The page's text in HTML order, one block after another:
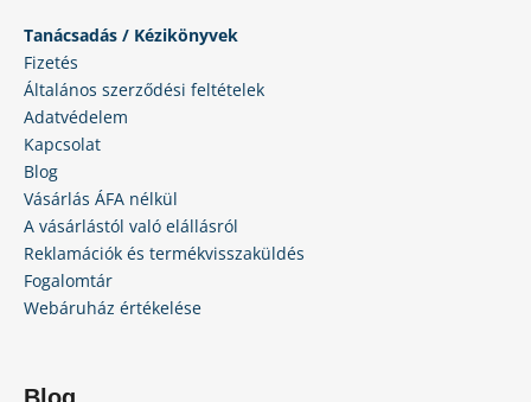
Tanácsadás / Kézikönyvek
Fizetés
Általános szerződési feltételek
Adatvédelem
Kapcsolat
Blog
Vásárlás ÁFA nélkül
A vásárlástól való elállásról
Reklamációk és termékvisszaküldés
Fogalomtár
Webáruház értékelése